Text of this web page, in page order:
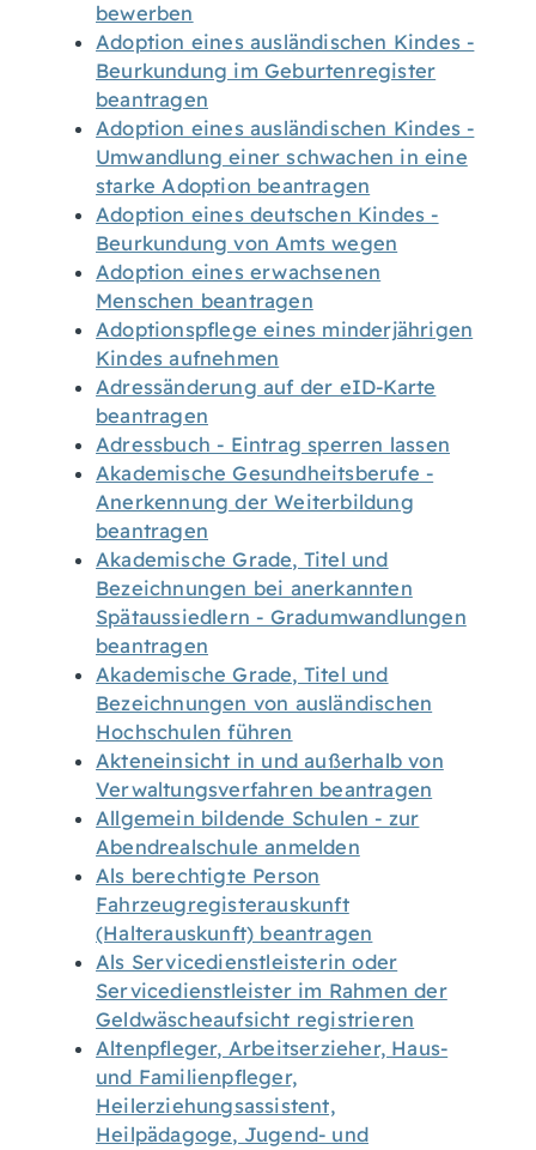
bewerben
Adoption eines ausländischen Kindes -
Beurkundung im Geburtenregister
beantragen
Adoption eines ausländischen Kindes -
Umwandlung einer schwachen in eine
starke Adoption beantragen
Adoption eines deutschen Kindes -
Beurkundung von Amts wegen
Adoption eines erwachsenen
Menschen beantragen
Adoptionspflege eines minderjährigen
Kindes aufnehmen
Adressänderung auf der eID-Karte
beantragen
Adressbuch - Eintrag sperren lassen
Akademische Gesundheitsberufe -
Anerkennung der Weiterbildung
beantragen
Akademische Grade, Titel und
Bezeichnungen bei anerkannten
Spätaussiedlern - Gradumwandlungen
beantragen
Akademische Grade, Titel und
Bezeichnungen von ausländischen
Hochschulen führen
Akteneinsicht in und außerhalb von
Verwaltungsverfahren beantragen
Allgemein bildende Schulen - zur
Abendrealschule anmelden
Als berechtigte Person
Fahrzeugregisterauskunft
(Halterauskunft) beantragen
Als Servicedienstleisterin oder
Servicedienstleister im Rahmen der
Geldwäscheaufsicht registrieren
Altenpfleger, Arbeitserzieher, Haus-
und Familienpfleger,
Heilerziehungsassistent,
Heilpädagoge, Jugend- und